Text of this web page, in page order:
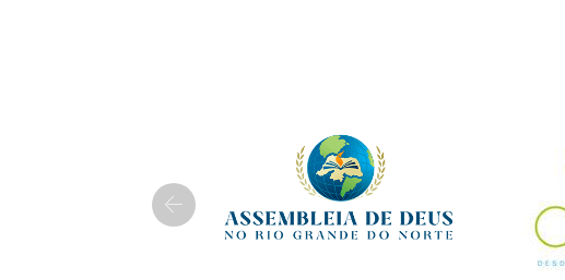
Previous